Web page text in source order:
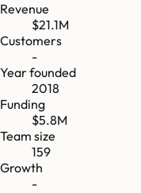
Revenue
$21.1M
Customers
-
Year founded
2018
Funding
$5.8M
Team size
159
Growth
-